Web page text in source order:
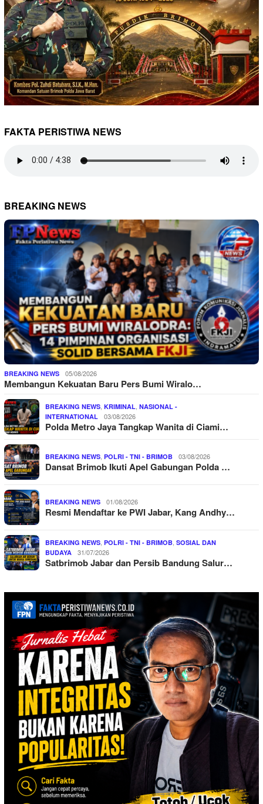
FAKTA PERISTIWA NEWS
BREAKING NEWS
BREAKING NEWS 05/08/2026
Membangun Kekuatan Baru Pers Bumi Wiralo…
BREAKING NEWS KRIMINAL NASIONAL -
INTERNATIONAL
03/08/2026
Polda Metro Jaya Tangkap Wanita di Ciami…
BREAKING NEWS POLRI - TNI - BRIMOB 03/08/2026
Dansat Brimob Ikuti Apel Gabungan Polda …
BREAKING NEWS 01/08/2026
Resmi Mendaftar ke PWI Jabar, Kang Andhy…
BREAKING NEWS POLRI - TNI - BRIMOB SOSIAL DAN
BUDAYA
31/07/2026
Satbrimob Jabar dan Persib Bandung Salur…